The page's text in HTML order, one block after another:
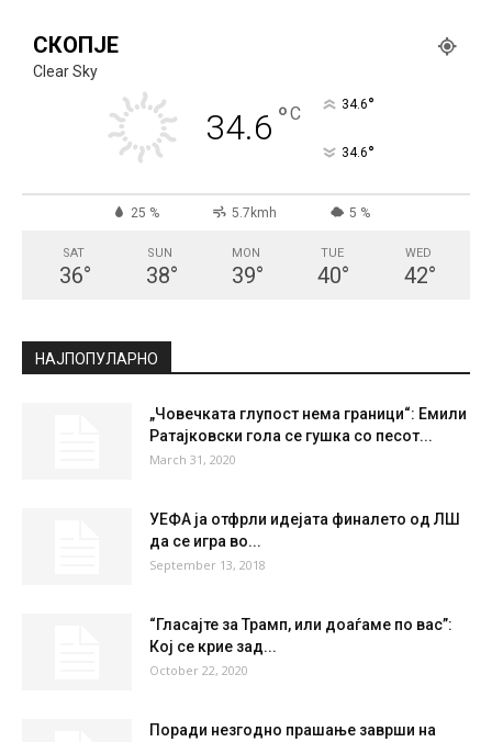
СКОПЈЕ
Clear Sky
34.6 °C 34.6°
34.6°
25 % 5.7kmh 5 %
SAT
36°
SUN
38°
MON
39°
TUE
40°
WED
42°
НАЈПОПУЛАРНО
„Човечката глупост нема граници“: Емили
Ратајковски гола се гушка со песот...
March 31, 2020
УЕФА ја отфрли идејата финалето од ЛШ
да се игра во...
September 13, 2018
“Гласајте за Трамп, или доаѓаме по вас”:
Кој се крие зад...
October 22, 2020
Поради незгодно прашање заврши на